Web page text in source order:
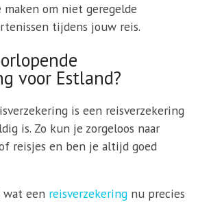
om niet geregelde
tijdens jouw reis.
voor Estland?
is een reisverzekering
is. Zo kun je zorgeloos naar
reisjes en ben je altijd goed
wat een reisverzekeringnu precies